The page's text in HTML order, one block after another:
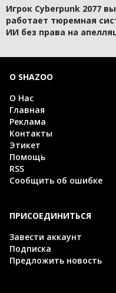
Игрок Cyberpunk 2077
работает тюремная
ИИ без права на
О SHAZOO
О Нас
Главная
Реклама
Контакты
Этикет
Помощь
RSS
Сообщить об ошибке
ПРИСОЕДИНИТЬСЯ
Завести аккаунт
Подписка
Предложить новость